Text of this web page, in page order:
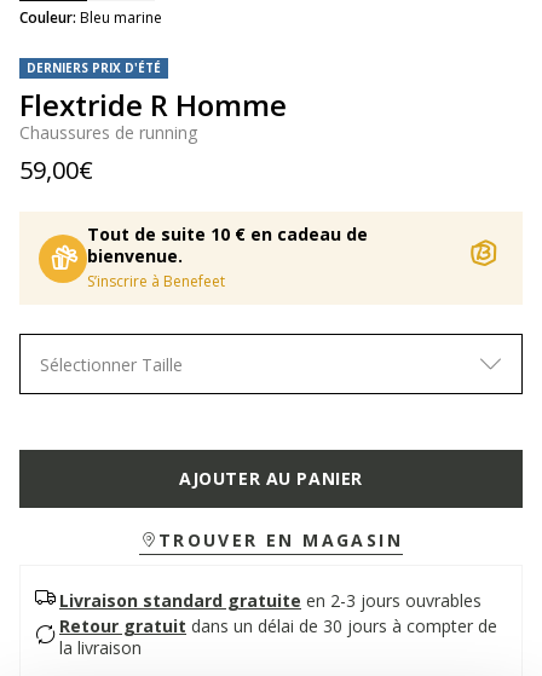
DERNIERS PRIX D'ÉTÉ
Flextride R Homme
Chaussures de running
59,00€
Tout de suite 10 € en cadeau de
bienvenue.
S’inscrire à Benefeet
Couleur: Bleu marine
selected
Sélectionner Taille
AJOUTER AU PANIER
TROUVER EN MAGASIN
Livraison standard gratuite en 2-3 jours ouvrables
Retour gratuit dans un délai de 30 jours à compter de
la livraison